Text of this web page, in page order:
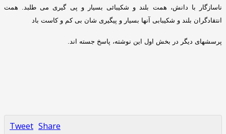
ناسازگار با دانش، همت بلند و شکیبائی بسیار و پی گیری می طلبد
همت
انتقادگران بلند و شکیبابی آنها بسیار و پیگیری شان بی کم و کاست باد
پرسشهای دیگر در بخش اول این نوشته، پاسخ جسته اند
Tweet Share